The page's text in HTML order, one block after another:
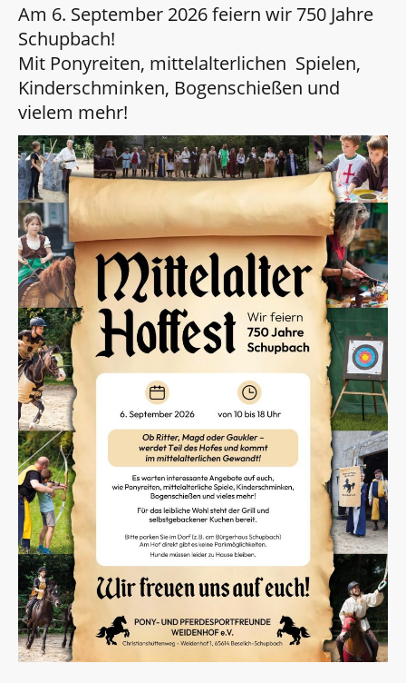
Am 6. September 2026 feiern wir 750 Jahre
Schupbach!
Mit Ponyreiten, mittelalterlichen Spielen,
Kinderschminken, Bogenschießen und
vielem mehr!